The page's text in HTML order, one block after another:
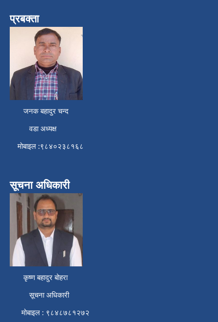
प्रबक्ता
जनक बहादुर चन्द
वडा अध्यक्ष
मोबाइल :९८४०२३८१६८
सूचना अधिकारी
कृष्ण बहादुर बोहरा
सूचना अधिकारी
मोबाइल : ९८४८७८१२७२